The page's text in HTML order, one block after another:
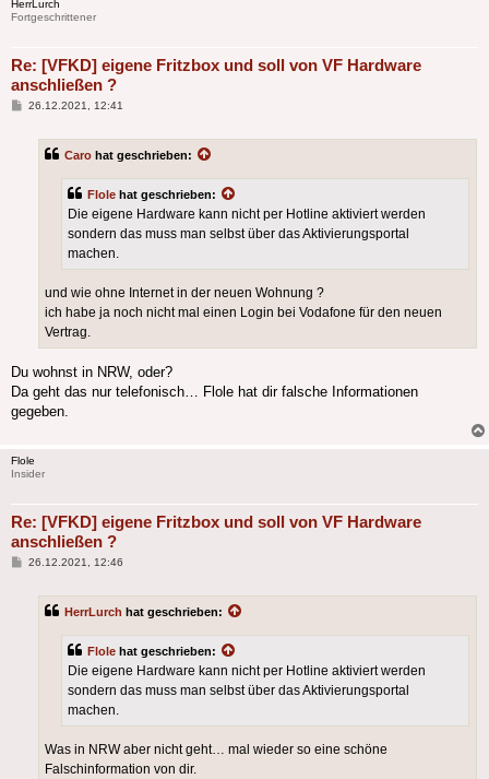
HerrLurch
Fortgeschrittener
Re: [VFKD] eigene Fritzbox und soll von VF Hardware
anschließen ?
Beitrag
26.12.2021, 12:41
Caro hat geschrieben:
Flole hat geschrieben:
Die eigene Hardware kann nicht per Hotline aktiviert werden
sondern das muss man selbst über das Aktivierungsportal
machen.
und wie ohne Internet in der neuen Wohnung ?
ich habe ja noch nicht mal einen Login bei Vodafone für den neuen
Vertrag.
Du wohnst in NRW, oder?
Da geht das nur telefonisch… Flole hat dir falsche Informationen
gegeben.
Flole
Insider
Re: [VFKD] eigene Fritzbox und soll von VF Hardware
anschließen ?
Beitrag
26.12.2021, 12:46
HerrLurch hat geschrieben:
Flole hat geschrieben:
Die eigene Hardware kann nicht per Hotline aktiviert werden
sondern das muss man selbst über das Aktivierungsportal
machen.
Was in NRW aber nicht geht… mal wieder so eine schöne
Falschinformation von dir.